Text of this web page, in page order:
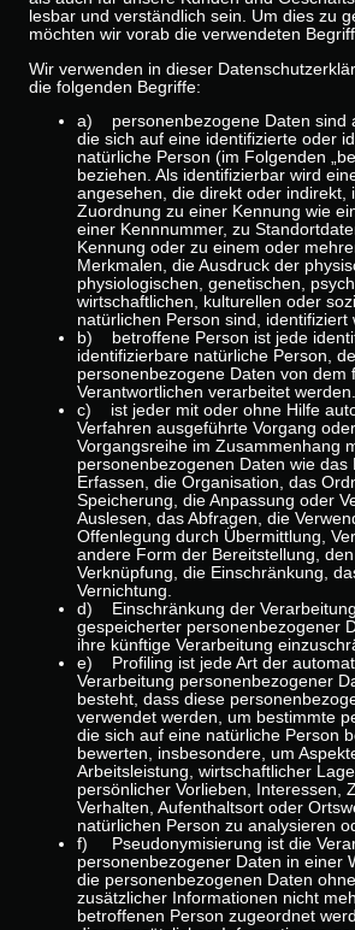
lesbar und verständlich sein. Um dies zu
möchten wir vorab die verwendeten
Wir verwenden in dieser
die folgenden Begriffe:
a) personenbezogene Daten sind
die sich auf eine identifizierte oder
natürliche Person (im Folgenden
beziehen. Als identifizierbar wird
angesehen, die direkt oder indirekt,
Zuordnung zu einer Kennung wie
einer Kennnummer, zu
Kennung oder zu einem oder
Merkmalen, die Ausdruck der
physiologischen, genetischen,
wirtschaftlichen, kulturellen oder
natürlichen Person sind, identifiziert
b) betroffene Person ist jede
identifizierbare natürliche Person,
personenbezogene Daten von dem
Verantwortlichen verarbeitet werden.
c) ist jeder mit oder ohne Hilfe
Verfahren ausgeführte Vorgang
Vorgangsreihe im Zusammenhang
personenbezogenen Daten wie das
Erfassen, die Organisation, das
Speicherung, die Anpassung oder
Auslesen, das Abfragen, die
Offenlegung durch Übermittlung,
andere Form der Bereitstellung,
Verknüpfung, die Einschränkung,
Vernichtung.
d) Einschränkung der
gespeicherter personenbezogener
ihre künftige Verarbeitung
e) Profiling ist jede Art der
Verarbeitung personenbezogener
besteht, dass diese
verwendet werden, um bestimmte
die sich auf eine natürliche Person
bewerten, insbesondere, um
Arbeitsleistung, wirtschaftlicher
persönlicher Vorlieben, Interessen,
Verhalten, Aufenthaltsort oder
natürlichen Person zu analysieren
f) Pseudonymisierung ist die
personenbezogener Daten in einer
die personenbezogenen Daten
zusätzlicher Informationen nicht
betroffenen Person zugeordnet